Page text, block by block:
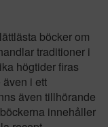
böcker om
traditioner i
högtider firas
i ett
även tillhörande
innehåller